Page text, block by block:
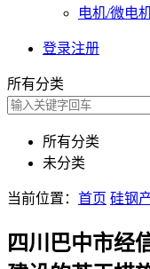
电机/微电
登录注册
所有分类
所有分类
未分类
当前位置： 首页 硅钢
四川巴中市经